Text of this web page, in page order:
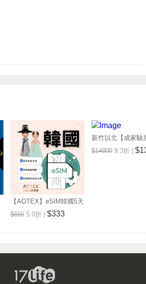
【AOTEX】eSIM韓國5天
無限高速網路吃到飽兌換
券(MO)
$666 5.0折 | $333
新竹以北【成家驗
25坪 (三房格局)超
券 (MO)
$14800 9.3折 |